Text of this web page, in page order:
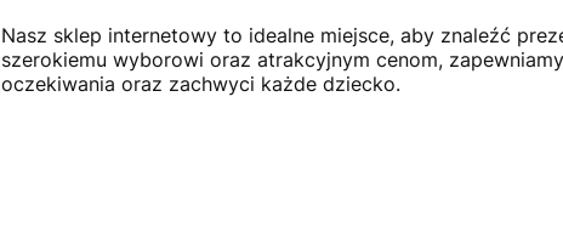
Nasz sklep internetowy to idealne miejsce, aby znaleźć
szerokiemu wyborowi oraz atrakcyjnym cenom,
oczekiwania oraz zachwyci każde dziecko.